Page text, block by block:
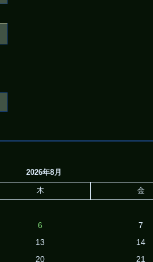
2026年8月
木 金
6 7
13 14
20 21